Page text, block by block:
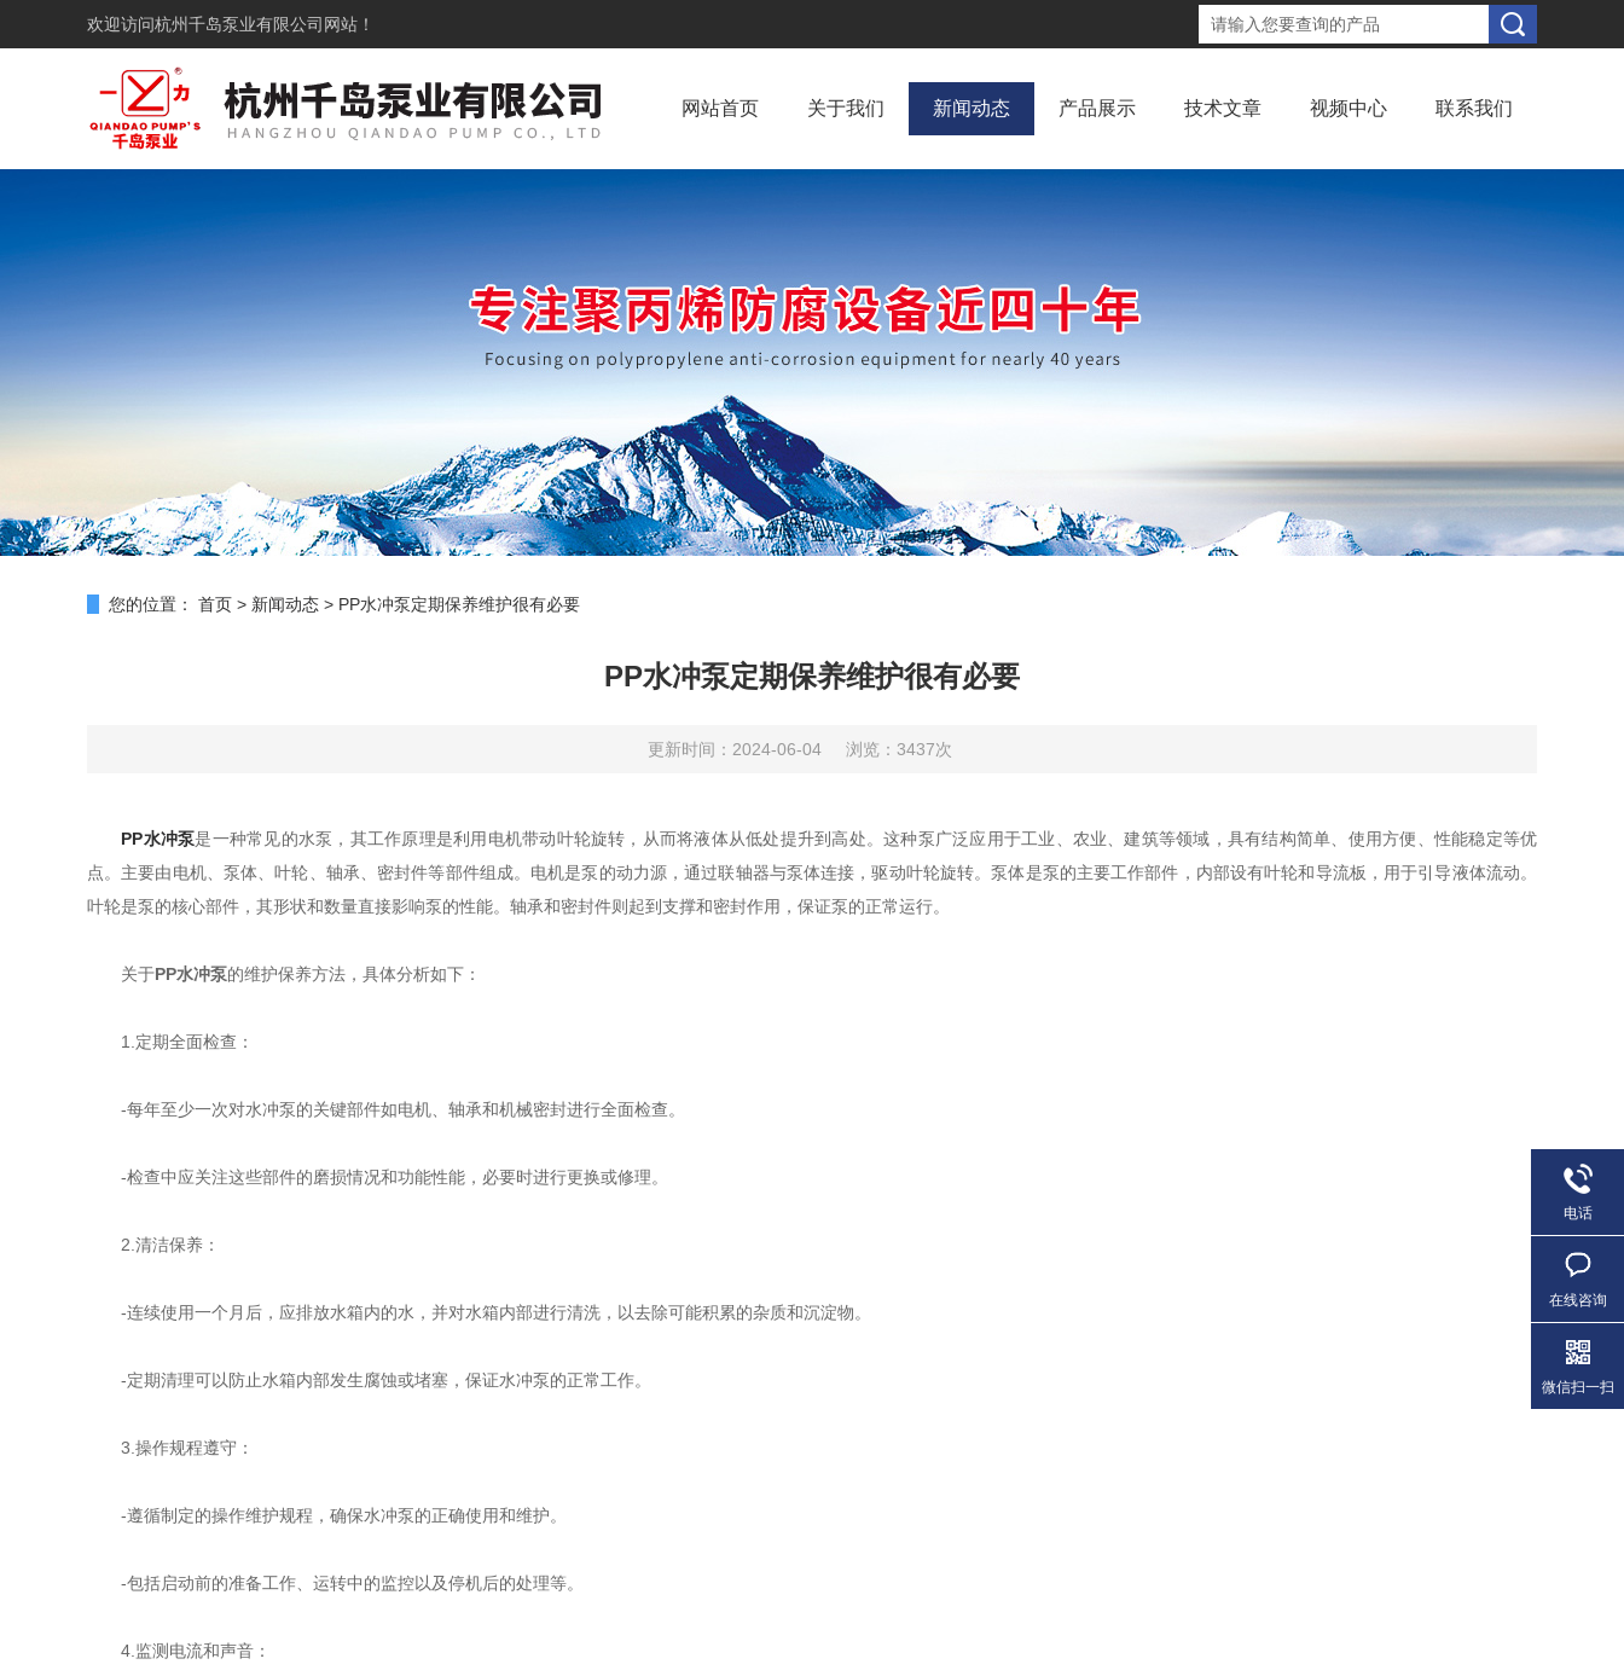
欢迎访问杭州千岛泵业有限公司网站！
网站首页 关于我们 新闻动态 产品展示 技术文章 视频中心 联系我们
您的位置： 首页 > 新闻动态 > PP水冲泵定期保养维护很有必要
PP水冲泵定期保养维护很有必要
更新时间：2024-06-04 浏览：3437次
PP水冲泵是一种常见的水泵，其工作原理是利用电机带动叶轮旋转，从而将液体从低处提升到高处。这种泵广泛应用于工业、农业、建筑等领域，具有结构简单、使用方便、性能稳定等优
点。主要由电机、泵体、叶轮、轴承、密封件等部件组成。电机是泵的动力源，通过联轴器与泵体连接，驱动叶轮旋转。泵体是泵的主要工作部件，内部设有叶轮和导流板，用于引导液体流动。
叶轮是泵的核心部件，其形状和数量直接影响泵的性能。轴承和密封件则起到支撑和密封作用，保证泵的正常运行。
关于PP水冲泵的维护保养方法，具体分析如下：
1.定期全面检查：
-每年至少一次对水冲泵的关键部件如电机、轴承和机械密封进行全面检查。
-检查中应关注这些部件的磨损情况和功能性能，必要时进行更换或修理。
2.清洁保养：
-连续使用一个月后，应排放水箱内的水，并对水箱内部进行清洗，以去除可能积累的杂质和沉淀物。
-定期清理可以防止水箱内部发生腐蚀或堵塞，保证水冲泵的正常工作。
3.操作规程遵守：
-遵循制定的操作维护规程，确保水冲泵的正确使用和维护。
-包括启动前的准备工作、运转中的监控以及停机后的处理等。
4.监测电流和声音：
电话
在线咨询
微信扫一扫